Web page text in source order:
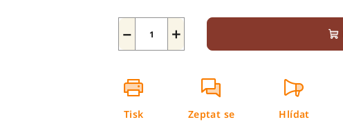
+
−
Tisk Zeptat se Hlídat